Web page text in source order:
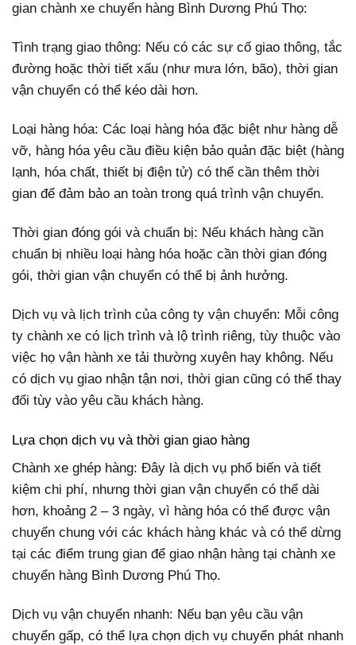
gian chành xe chuyển hàng Bình Dương Phú Thọ:
Tình trạng giao thông: Nếu có các sự cố giao thông, tắc
đường hoặc thời tiết xấu (như mưa lớn, bão), thời gian
vận chuyển có thể kéo dài hơn.
Loại hàng hóa: Các loại hàng hóa đặc biệt như hàng dễ
vỡ, hàng hóa yêu cầu điều kiện bảo quản đặc biệt (hàng
lạnh, hóa chất, thiết bị điện tử) có thể cần thêm thời
gian để đảm bảo an toàn trong quá trình vận chuyển.
Thời gian đóng gói và chuẩn bị: Nếu khách hàng cần
chuẩn bị nhiều loại hàng hóa hoặc cần thời gian đóng
gói, thời gian vận chuyển có thể bị ảnh hưởng.
Dịch vụ và lịch trình của công ty vận chuyển: Mỗi công
ty chành xe có lịch trình và lộ trình riêng, tùy thuộc vào
việc họ vận hành xe tải thường xuyên hay không. Nếu
có dịch vụ giao nhận tận nơi, thời gian cũng có thể thay
đổi tùy vào yêu cầu khách hàng.
Lựa chọn dịch vụ và thời gian giao hàng
Chành xe ghép hàng: Đây là dịch vụ phổ biến và tiết
kiệm chi phí, nhưng thời gian vận chuyển có thể dài
hơn, khoảng 2 – 3 ngày, vì hàng hóa có thể được vận
chuyển chung với các khách hàng khác và có thể dừng
tại các điểm trung gian để giao nhận hàng tại chành xe
chuyển hàng Bình Dương Phú Thọ.
Dịch vụ vận chuyển nhanh: Nếu bạn yêu cầu vận
chuyển gấp, có thể lựa chọn dịch vụ chuyển phát nhanh